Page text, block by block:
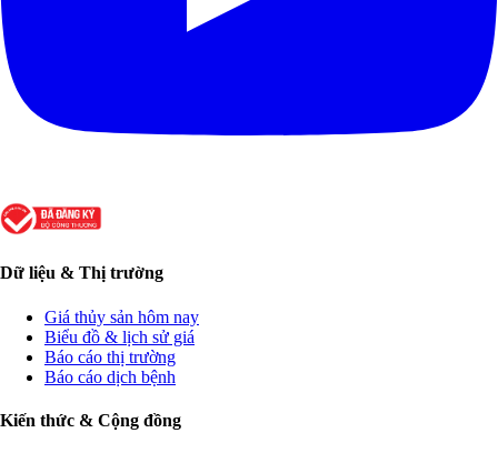
Dữ liệu & Thị trường
Giá thủy sản hôm nay
Biểu đồ & lịch sử giá
Báo cáo thị trường
Báo cáo dịch bệnh
Kiến thức & Cộng đồng